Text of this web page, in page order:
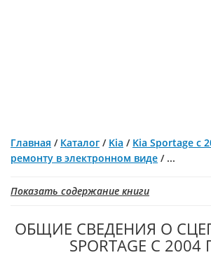
Главная / Каталог / Kia / Kia Sportage с
ремонту в электронном виде / ...
Показать содержание книги
ОБЩИЕ СВЕДЕНИЯ О
SPORTAGE С